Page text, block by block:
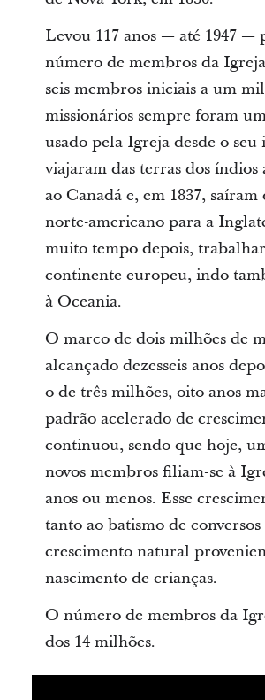
Levou 117 anos — até 1947 —
número de membros da Igreja
seis membros iniciais a um
missionários sempre foram
usado pela Igreja desde o
viajaram das terras dos índios
ao Canadá e, em 1837,
norte-americano para a
muito tempo depois,
continente europeu, indo
à Oceania.
O marco de dois milhões de
alcançado dezesseis anos
o de três milhões, oito anos
padrão acelerado de
continuou, sendo que hoje,
novos membros filiam-se à
anos ou menos. Esse
tanto ao batismo de
crescimento natural
nascimento de crianças.
O número de membros da
dos 14 milhões.